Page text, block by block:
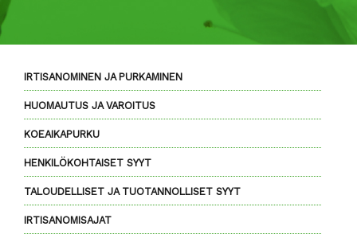
IRTISANOMINEN JA PURKAMINEN
HUOMAUTUS JA VAROITUS
KOEAIKAPURKU
HENKILÖKOHTAISET SYYT
TALOUDELLISET JA TUOTANNOLLISET SYYT
IRTISANOMISAJAT